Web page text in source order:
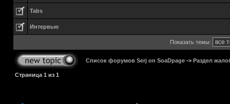
Tabs
Интервью
Показать темы:
Список форумов Serj on SoaDpage -> Раздел
Страница 1 из 1